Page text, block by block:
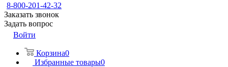
8-800-201-42-32
Заказать звонок
Задать вопрос
Войти
Корзина0
Избранные товары0